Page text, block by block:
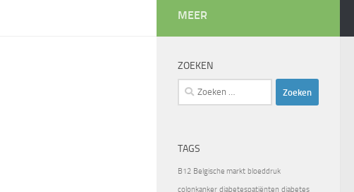
MEER
ZOEKEN
Zoeken
naar:
TAGS
B12 Belgische markt bloeddruk
colonkanker diabetespatiënten diabetes